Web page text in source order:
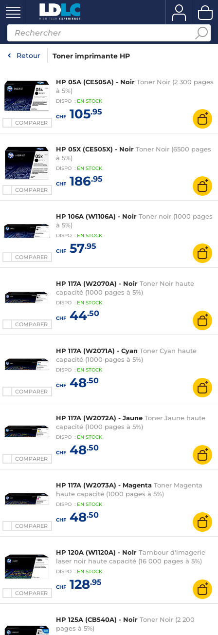
Retour Toner imprimante HP
COMPARER
HP 05A (CE505A) - Noir Toner Noir (2 300 pages
à 5%)
DISPO : EN STOCK
CHF105.95
COMPARER
HP 05X (CE505X) - Noir Toner Noir (6500 pages
à 5%)
DISPO : EN STOCK
CHF186.95
COMPARER
HP 106A (W1106A) - Noir Toner noir (1000 pages
à 5%)
DISPO : EN STOCK
CHF57.95
COMPARER
HP 117A (W2070A) - Noir Toner Noir haute
capacité (1000 pages à 5%)
DISPO : EN STOCK
CHF44.50
COMPARER
HP 117A (W2071A) - Cyan Toner Cyan haute
capacité (1000 pages à 5%)
DISPO : EN STOCK
CHF48.50
COMPARER
HP 117A (W2072A) - Jaune Toner Jaune haute
capacité (1000 pages à 5%)
DISPO : EN STOCK
CHF48.50
COMPARER
HP 117A (W2073A) - Magenta Toner Magenta
haute capacité (1000 pages à 5%)
DISPO : EN STOCK
CHF48.50
COMPARER
HP 120A (W1120A) - Noir Tambour d'imagerie
laser noir haute capacité (16 000 pages à 5%)
DISPO : EN STOCK
CHF128.95
HP 125A (CB540A) - Noir Toner Noir (2 200
pages à 5%)